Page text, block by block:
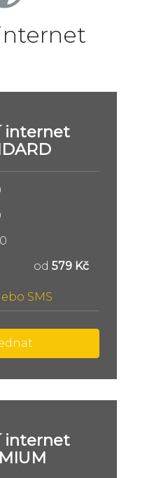
internet
od 579 Kč
SMS
internet